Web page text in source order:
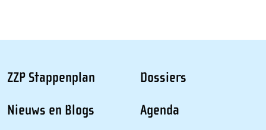
ZZP Stappenplan
Nieuws en Blogs
Dossiers
Agenda